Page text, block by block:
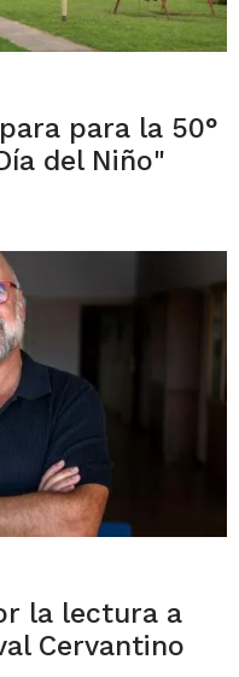
para la 50°
del Niño"
la lectura a
Cervantino